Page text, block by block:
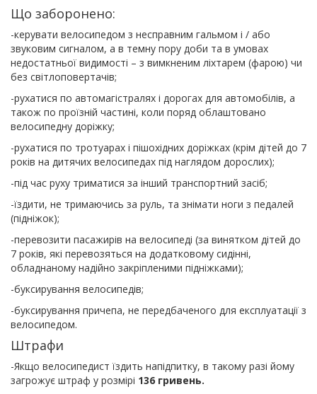
Що заборонено:
-керувати велосипедом з несправним гальмом і / або
звуковим сигналом, а в темну пору доби та в умовах
недостатньої видимості – з вимкненим ліхтарем (фарою) чи
без світлоповертачів;
-рухатися по автомагістралях і дорогах для автомобілів, а
також по проїзній частині, коли поряд облаштовано
велосипедну доріжку;
-рухатися по тротуарах і пішохідних доріжках (крім дітей до 7
років на дитячих велосипедах під наглядом дорослих);
-під час руху триматися за інший транспортний засіб;
-їздити, не тримаючись за руль, та знімати ноги з педалей
(підніжок);
-перевозити пасажирів на велосипеді (за винятком дітей до
7 років, які перевозяться на додатковому сидінні,
обладнаному надійно закріпленими підніжками);
-буксирування велосипедів;
-буксирування причепа, не передбаченого для експлуатації з
велосипедом.
Штрафи
-Якщо велосипедист їздить напідпитку, в такому разі йому
загрожує штраф у розмірі 136 гривень.